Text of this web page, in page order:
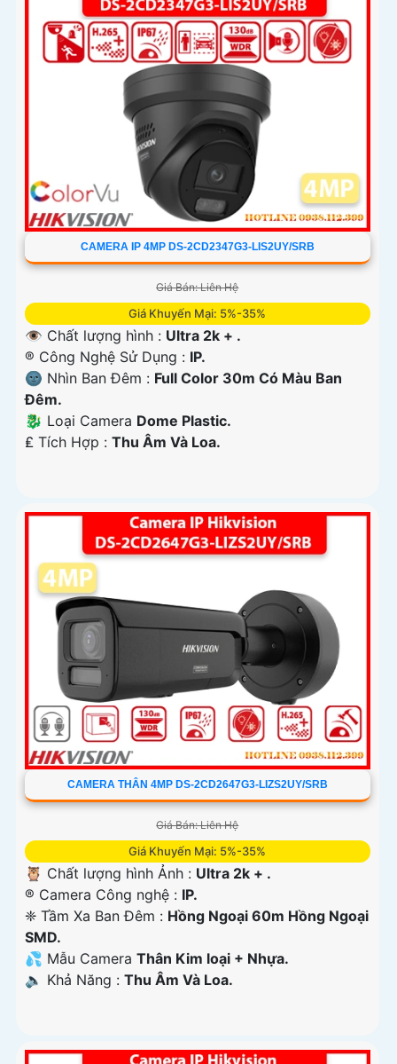
CAMERA IP 4MP DS-2CD2347G3-LIS2UY/SRB
Giá Bán: Liên Hệ
Giá Khuyến Mại: 5%-35%
👁 Chất lượng hình : Ultra 2k + .
®️ Công Nghệ Sử Dụng : IP.
🌚 Nhìn Ban Đêm : Full Color 30m Có Màu Ban
Ðêm.
🐉️ Loại Camera Dome Plastic.
️₤ Tích Hợp : Thu Âm Và Loa.
CAMERA THÂN 4MP DS-2CD2647G3-LIZS2UY/SRB
Giá Bán: Liên Hệ
Giá Khuyến Mại: 5%-35%
🦉 Chất lượng hình Ảnh : Ultra 2k + .
®️ Camera Công nghệ : IP.
❈ Tầm Xa Ban Đêm : Hồng Ngoại 60m Hồng Ngoại
SMD.
💦 Mẫu Camera Thân Kim loại + Nhựa.
️🔈 Khả Năng : Thu Âm Và Loa.